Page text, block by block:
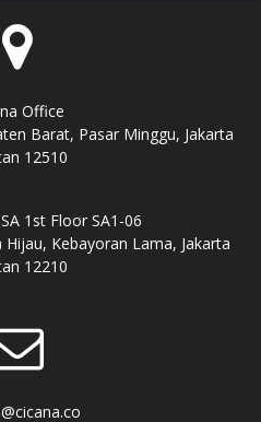
Office
Barat, Pasar Minggu, Jakarta
12510
1st Floor SA1-06
Kebayoran Lama, Jakarta
12210